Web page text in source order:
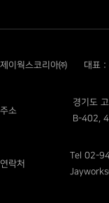
제이웍스코리아㈜ 대표 :
주소
경기도
B-402,
연락처
Tel 02-